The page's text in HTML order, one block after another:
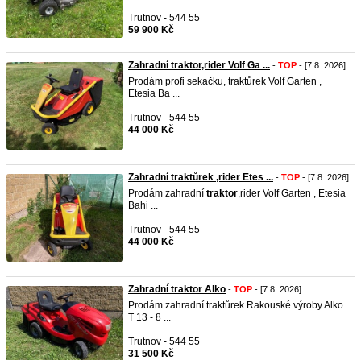
Trutnov - 544 55
59 900 Kč
Zahradní traktor,rider Volf Ga ... - TOP - [7.8. 2026]
Prodám profi sekačku, traktůrek Volf Garten ,
Etesia Ba ...
Trutnov - 544 55
44 000 Kč
Zahradní traktůrek ,rider Etes ... - TOP - [7.8. 2026]
Prodám zahradní traktor,rider Volf Garten , Etesia
Bahi ...
Trutnov - 544 55
44 000 Kč
Zahradní traktor Alko - TOP - [7.8. 2026]
Prodám zahradní traktůrek Rakouské výroby Alko
T 13 - 8 ...
Trutnov - 544 55
31 500 Kč